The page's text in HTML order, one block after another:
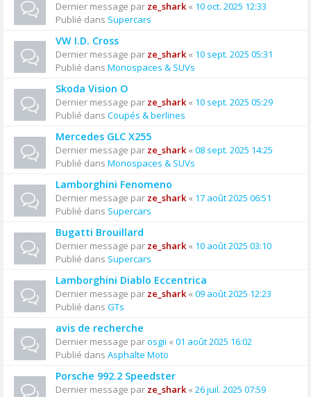
Dernier message par ze_shark« 10 oct. 2025 12:33
Publié dans Supercars
VW I.D. Cross
Dernier message par ze_shark« 10 sept. 2025 05:31
Publié dans Monospaces & SUVs
Skoda Vision O
Dernier message par ze_shark« 10 sept. 2025 05:29
Publié dans Coupés & berlines
Mercedes GLC X255
Dernier message par ze_shark« 08 sept. 2025 14:25
Publié dans Monospaces & SUVs
Lamborghini Fenomeno
Dernier message par ze_shark« 17 août 2025 06:51
Publié dans Supercars
Bugatti Brouillard
Dernier message par ze_shark« 10 août 2025 03:10
Publié dans Supercars
Lamborghini Diablo Eccentrica
Dernier message par ze_shark« 09 août 2025 12:23
Publié dans GTs
avis de recherche
Dernier message parosgii « 01 août 2025 16:02
Publié dans Asphalte Moto
Porsche 992.2 Speedster
Dernier message par ze_shark« 26 juil. 2025 07:59